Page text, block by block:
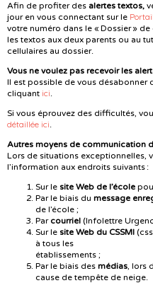
Afin de profiter des alertes textos,
jour en vous connectant sur le
votre numéro dans le « Dossier »
les textos aux deux parents ou au
cellulaires au dossier.
Vous ne voulez pas recevoir les
Il est possible de vous désabonner
cliquant ici.
Si vous éprouvez des difficultés,
détaillée ici.
Autres moyens de communication
Lors de situations exceptionnelles,
l’information aux endroits suivants :
Sur le site Web de l’école
Par le biais du message
de l’école ;
Par courriel (Infolettre
Sur le site Web du CSSMI
à tous les
établissements ;
Par le biais des médias , lors
cause de tempête de neige.